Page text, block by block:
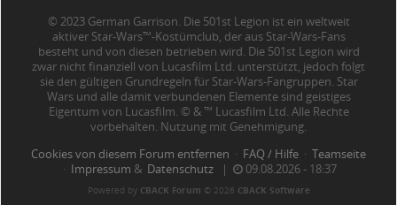
© 2023 German Garrison. Die 501st Legion ist ein weltweit
aktiver Star-Wars™-Kostümclub, der aus Star-Wars-Fans
besteht und von diesen betrieben wird. Die 501st Legion wird
zwar nicht finanziell von Lucasfilm Ltd. unterstützt, jedoch folgt
sie den gültigen Grundregeln für Star-Wars-Fangruppen. Star
Wars und alle damit verbundenen Elemente sind geistiges
Eigentum von Lucasfilm. © & ™ Lucasfilm Ltd. Alle Rechte
vorbehalten. Nutzung mit Genehmigung.
Cookies von diesem Forum entfernen · FAQ / Hilfe · Teamseite
· Impressum & Datenschutz | 09.08.2026 - 18:37
Powered by CBACK Forum © 2026 CBACK Software